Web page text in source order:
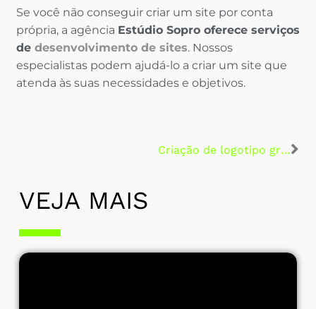
Se você não conseguir criar um site por conta
própria, a agência Estúdio Sopro oferece serviços
de desenvolvimento de sites. Nossos
especialistas podem ajudá-lo a criar um site que
atenda às suas necessidades e objetivos.
Criação de logotipo gratuito, não vale a pena?
VEJA MAIS